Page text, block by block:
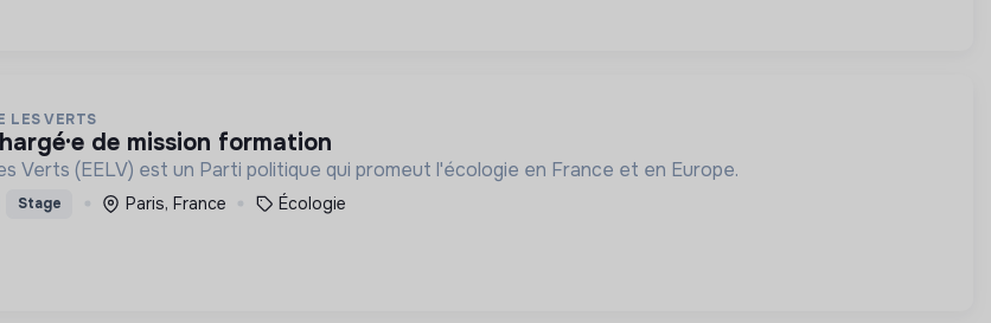
LES VERTS
de mission formation
Verts (EELV) est un Parti politique qui promeut l'écologie en France et en Europe.
Stage Paris, France Écologie